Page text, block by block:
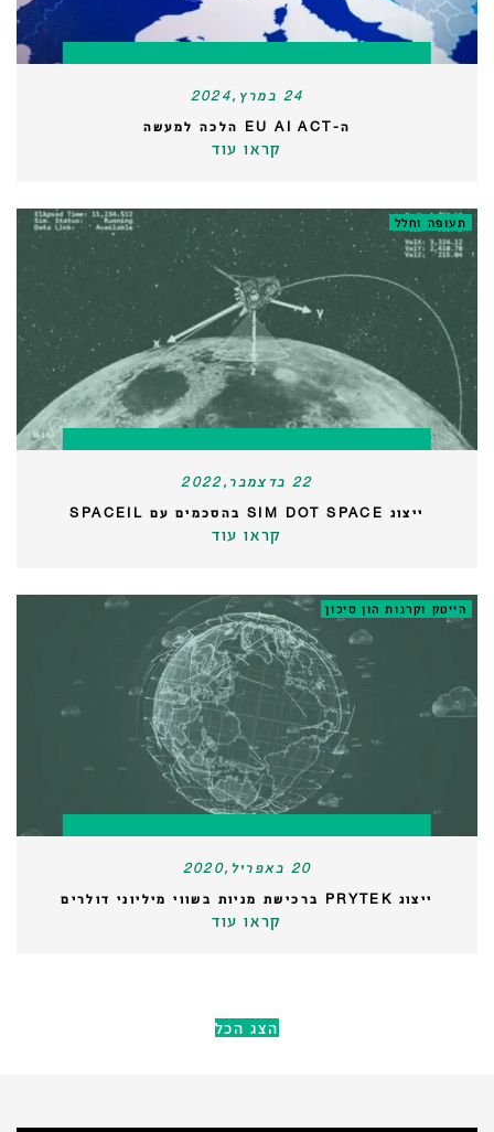
24 במרץ,2024
ה-EU AI ACT הלכה למעשה
קראו עוד
תעופה וחלל
22 בדצמבר,2022
ייצוג SIM DOT SPACE בהסכמים עם SPACEIL
קראו עוד
הייטק וקרנות הון סיכון
20 באפריל,2020
ייצוג PRYTEK ברכישת מניות בשווי מיליוני דולרים
קראו עוד
הצג הכל